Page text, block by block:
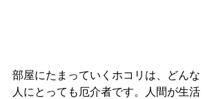
部屋にたまっていくホコリは、どんな
人にとっても厄介者です。人間が生活